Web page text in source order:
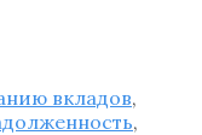
вкладов,
,